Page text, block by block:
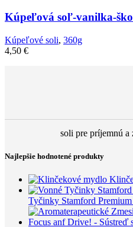
Kúpeľová soľ-vanilka-
Kúpeľové soli, 360g
4,50 €
soli pre príjemnú a
Najlepšie hodnotené produkty
Tyčinky Stamford